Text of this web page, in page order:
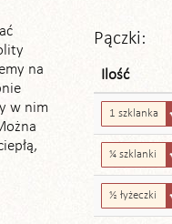
na
w nim
Pączki:
Ilość
1 szklanka
¼ szklanki
½ łyżeczki